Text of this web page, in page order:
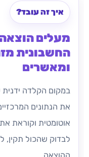
איך זה עובד?
מעלים
החשבונית
ומאשרים
במקום הקלדה
את הנתונים
אוטומטית וקוראת
לבדוק שהכול תקין,